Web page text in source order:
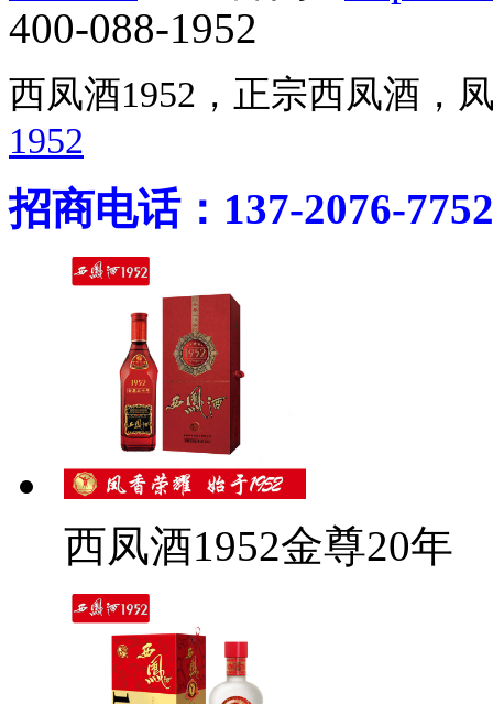
400-088-1952
西凤酒1952，正宗西凤酒
1952
招商电话：137-2076-7752
西凤酒1952金尊20年